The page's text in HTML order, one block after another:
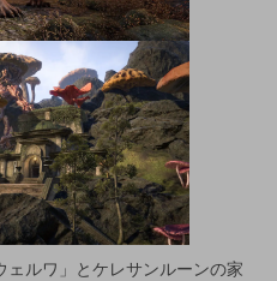
ルワ」とケレサンルーンの家